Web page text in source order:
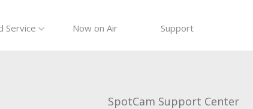
Service Now on Air Support
SpotCam Support Center